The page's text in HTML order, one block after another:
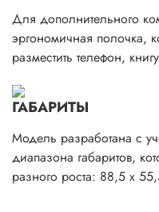
Для дополнительного
эргономичная полочка,
разместить телефон,
ГАБАРИТЫ
Модель разработана с
диапазона габаритов,
разного роста: 88,5 x